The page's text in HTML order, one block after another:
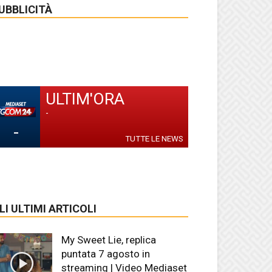
-
ULTIM'ORA
-
TUTTE LE NEWS
ULTIMI ARTICOLI
My Sweet Lie, replica
puntata 7 agosto in
streaming | Video Mediaset